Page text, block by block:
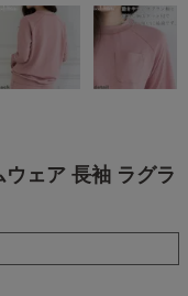
ェア 長袖 ラグラ